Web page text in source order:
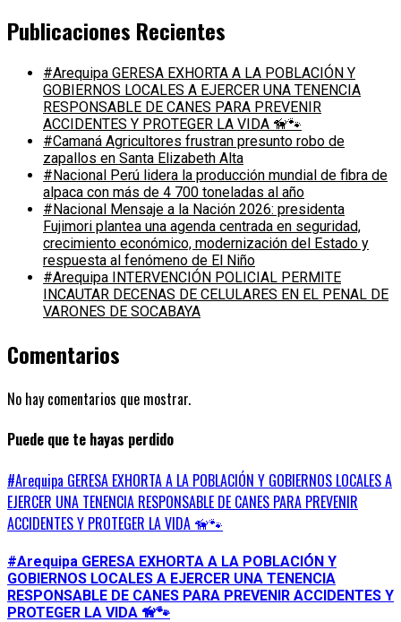
Publicaciones Recientes
#Arequipa GERESA EXHORTA A LA POBLACIÓN Y
GOBIERNOS LOCALES A EJERCER UNA TENENCIA
RESPONSABLE DE CANES PARA PREVENIR
ACCIDENTES Y PROTEGER LA VIDA 🦮🐾
#Camaná Agricultores frustran presunto robo de
zapallos en Santa Elizabeth Alta
#Nacional Perú lidera la producción mundial de fibra de
alpaca con más de 4 700 toneladas al año
#Nacional Mensaje a la Nación 2026: presidenta
Fujimori plantea una agenda centrada en seguridad,
crecimiento económico, modernización del Estado y
respuesta al fenómeno de El Niño
#Arequipa INTERVENCIÓN POLICIAL PERMITE
INCAUTAR DECENAS DE CELULARES EN EL PENAL DE
VARONES DE SOCABAYA
Comentarios
No hay comentarios que mostrar.
Puede que te hayas perdido
#Arequipa GERESA EXHORTA A LA POBLACIÓN Y GOBIERNOS LOCALES A
EJERCER UNA TENENCIA RESPONSABLE DE CANES PARA PREVENIR
ACCIDENTES Y PROTEGER LA VIDA 🦮🐾
#Arequipa GERESA EXHORTA A LA POBLACIÓN Y
GOBIERNOS LOCALES A EJERCER UNA TENENCIA
RESPONSABLE DE CANES PARA PREVENIR ACCIDENTES Y
PROTEGER LA VIDA 🦮🐾